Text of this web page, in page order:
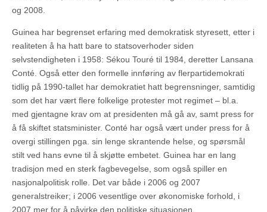
og 2008.
Guinea har begrenset erfaring med demokratisk styresett, etter i
realiteten å ha hatt bare to statsoverhoder siden
selvstendigheten i 1958: Sékou Touré til 1984, deretter Lansana
Conté. Også etter den formelle innføring av flerpartidemokrati
tidlig på 1990-tallet har demokratiet hatt begrensninger, samtidig
som det har vært flere folkelige protester mot regimet – bl.a.
med gjentagne krav om at presidenten må gå av, samt press for
å få skiftet statsminister. Conté har også vært under press for å
overgi stillingen pga. sin lenge skrantende helse, og spørsmål
stilt ved hans evne til å skjøtte embetet. Guinea har en lang
tradisjon med en sterk fagbevegelse, som også spiller en
nasjonalpolitisk rolle. Det var både i 2006 og 2007
generalstreiker; i 2006 vesentlige over økonomiske forhold, i
2007 mer for å påvirke den politiske situasjonen.